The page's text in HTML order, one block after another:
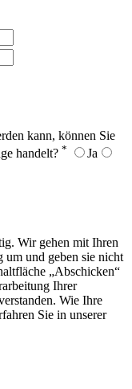
kann, können Sie
handelt? *
Ja
Wir gehen mit Ihren
um und geben sie nicht
„Abschicken“
Ihrer
Wie Ihre
Sie in unserer